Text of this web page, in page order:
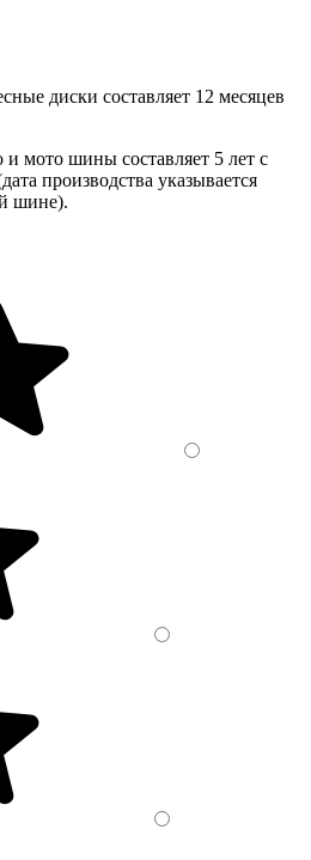
диски составляет 12 месяцев
мото шины составляет 5 лет с
производства указывается
шине).